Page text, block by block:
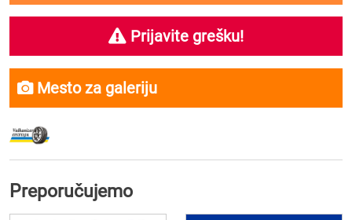
Prijavite grešku!
Mesto za galeriju
Preporučujemo